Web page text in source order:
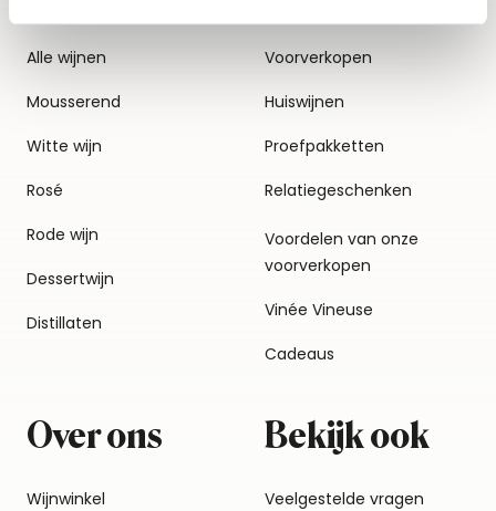
Alle wijnen
Mousserend
Witte wijn
Rosé
Rode wijn
Dessertwijn
Distillaten
Voorverkopen
Huiswijnen
Proefpakketten
Relatiegeschenken
Voordelen van onze
voorverkopen
Vinée Vineuse
Cadeaus
Over ons
Wijnwinkel
Bekijk ook
Veelgestelde vragen